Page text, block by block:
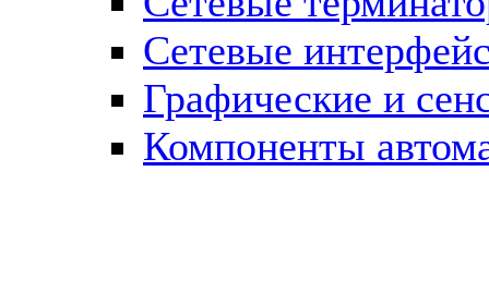
Сетевые
Графические и
Компоненты